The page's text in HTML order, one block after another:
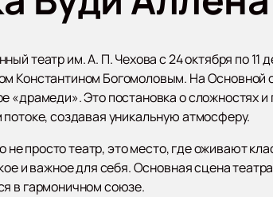
театр им. А. П. Чехова с 24 октября по
Константином Богомоловым. На Основной
«драмеди». Это постановка о сложностях
создавая уникальную атмосферу.
просто театр, это место, где оживают
и важное для себя. Основная сцена
в гармоничном союзе.